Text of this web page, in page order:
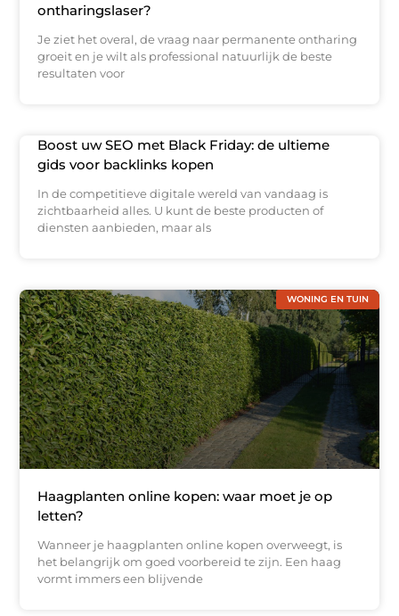
ontharingslaser?
Je ziet het overal, de vraag naar permanente ontharing
groeit en je wilt als professional natuurlijk de beste
resultaten voor
Boost uw SEO met Black Friday: de ultieme
gids voor backlinks kopen
In de competitieve digitale wereld van vandaag is
zichtbaarheid alles. U kunt de beste producten of
diensten aanbieden, maar als
WONING EN TUIN
Haagplanten online kopen: waar moet je op
letten?
Wanneer je haagplanten online kopen overweegt, is
het belangrijk om goed voorbereid te zijn. Een haag
vormt immers een blijvende